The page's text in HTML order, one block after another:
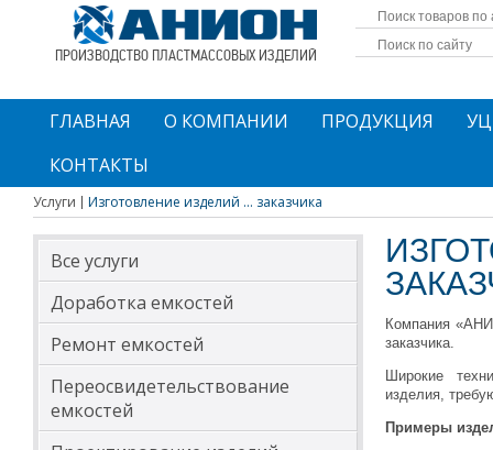
ПРОИЗВОДСТВО ПЛАСТМАССОВЫХ ИЗДЕЛИЙ
ГЛАВНАЯ О КОМПАНИИ ПРОДУКЦИЯ
КОНТАКТЫ
Услуги Изготовление изделий ... заказчика
Все услуги
Доработка емкостей
Ремонт емкостей
Переосвидетельствование
емкостей
Компания
заказчика.
Широкие
изделия,
Примеры